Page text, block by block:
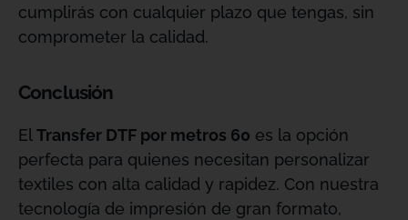
cumplirás con cualquier plazo que tengas, sin
comprometer la calidad.
Conclusión
ElTransfer DTF por metros 60 es la opción
perfecta para quienes necesitan personalizar
textiles con alta calidad y rapidez. Con nuestra
tecnología de impresión de gran formato,